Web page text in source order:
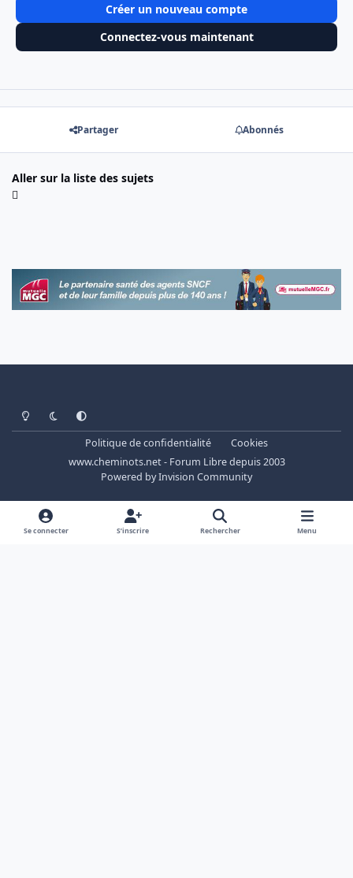
Créer un nouveau compte
Connectez-vous maintenant
Partager Abonnés
Aller sur la liste des sujets
Light ModeDark ModeSystem Preference
Politique de confidentialité
Cookies
www.cheminots.net - Forum Libre depuis 2003
Powered byInvision Community
Se connecter S’inscrire Rechercher Menu